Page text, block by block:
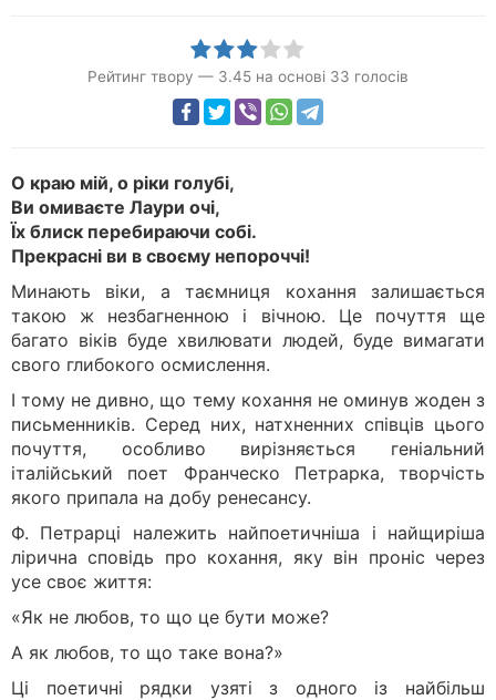
Рейтинг твору — 3.45 на основі 33 голосів
О краю мій, о ріки голубі,
Ви омиваєте Лаури очі,
Їх блиск перебираючи собі.
Прекрасні ви в своєму непороччі!
Минають віки, а таємниця кохання залишається
такою ж незбагненною і вічною. Це почуття ще
багато віків буде хвилювати людей, буде вимагати
свого глибокого осмислення.
І тому не дивно, що тему кохання не оминув жоден з
письменників. Серед них, натхненних співців цього
почуття, особливо вирізняється геніальний
італійський поет Франческо Петрарка, творчість
якого припала на добу ренесансу.
Ф. Петрарці належить найпоетичніша і найщиріша
лірична сповідь про кохання, яку він проніс через
усе своє життя:
«Як не любов, то що це бути може?
А як любов, то що таке вона?»
Ці поетичні рядки узяті з одного із найбільш